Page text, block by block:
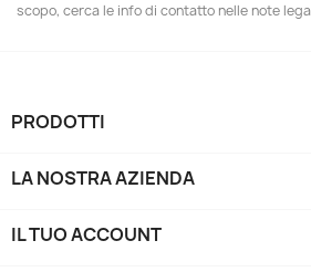
scopo, cerca le info di contatto nelle note
PRODOTTI
LA NOSTRA AZIENDA
IL TUO ACCOUNT